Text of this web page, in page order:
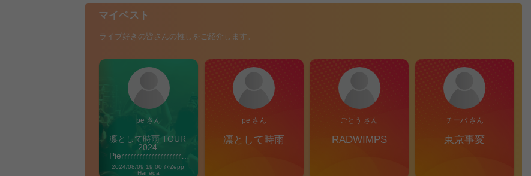
マイベスト
ライブ好きの皆さんの推しをご紹介します。
pe さん
凛として時雨 TOUR
2024
Pierrrrrrrrrrrrrrrrrrrre
Vibes
2024/08/09 19:00 @Zepp
Haneda
pe さん
凛として時雨
ごとう さん
RADWIMPS
チーバ さん
東京事変